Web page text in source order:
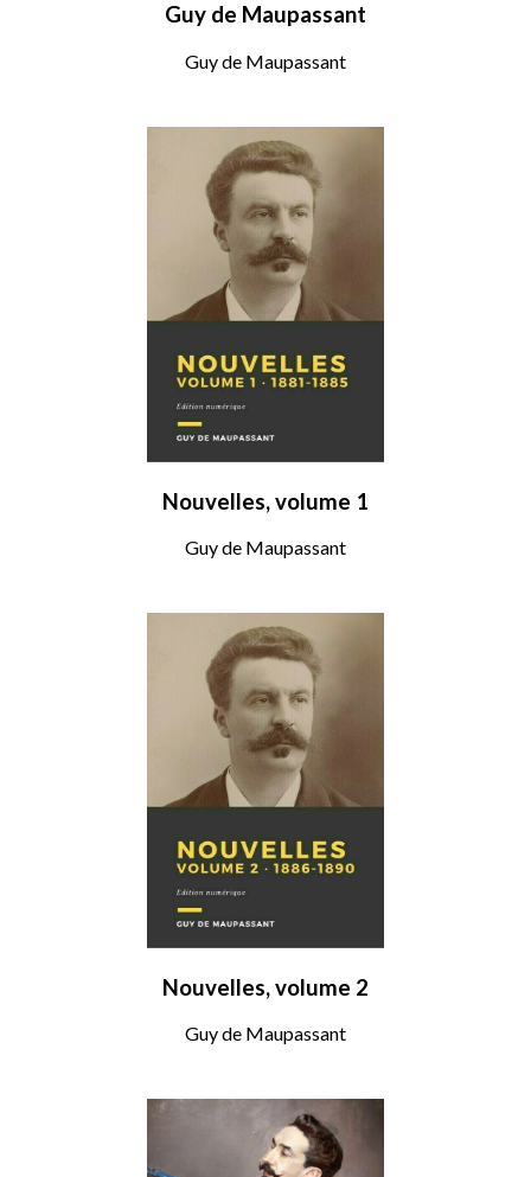
Guy de Maupassant
Guy de Maupassant
Nouvelles, volume 1
Guy de Maupassant
Nouvelles, volume 2
Guy de Maupassant